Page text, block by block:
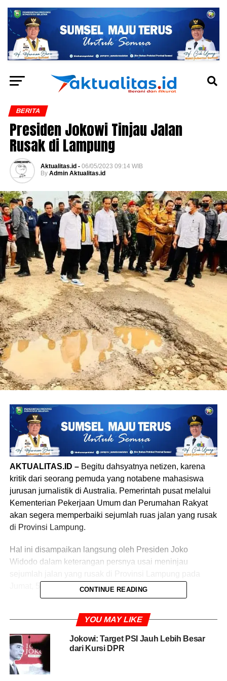
BERITA
Presiden Jokowi Tinjau Jalan
Rusak di Lampung
Aktualitas.id - 06/05/2023 09:14 WIB
By Admin Aktualitas.id
AKTUALITAS.ID –Begitu dahsyatnya netizen, karena
kritik dari seorang pemuda yang notabene mahasiswa
jurusan jurnalistik di Australia. Pemerintah pusat melalui
Kementerian Pekerjaan Umum dan Perumahan Rakyat
akan segera memperbaiki sejumlah ruas jalan yang rusak
di Provinsi Lampung.
Hal ini disampaikan langsung oleh Presiden Joko
Widodo dalam keterangan persnya usai meninjau
langsung dan baru saja tadi di lokasi, baik jalan
kabupaten, jalan provinsi, jalan – jalan kota yang rusak
parah,” ujar Presiden di Jalan Seputih Raman, Kabupaten
Lampung Tengah.
CONTINUE READING
YOU MAY LIKE
Jokowi: Target PSI Jauh Lebih Besar
dari Kursi DPR